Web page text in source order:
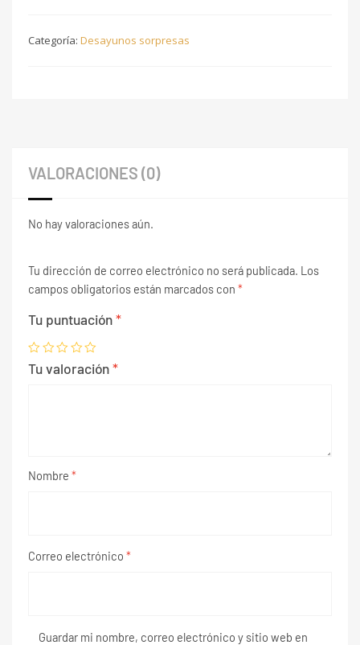
Categoría: Desayunos sorpresas
VALORACIONES (0)
No hay valoraciones aún.
Tu dirección de correo electrónico no será publicada. Los
campos obligatorios están marcados con *
Tu puntuación*
Tu valoración*
Nombre *
Correo electrónico *
Guardar mi nombre, correo electrónico y sitio web en